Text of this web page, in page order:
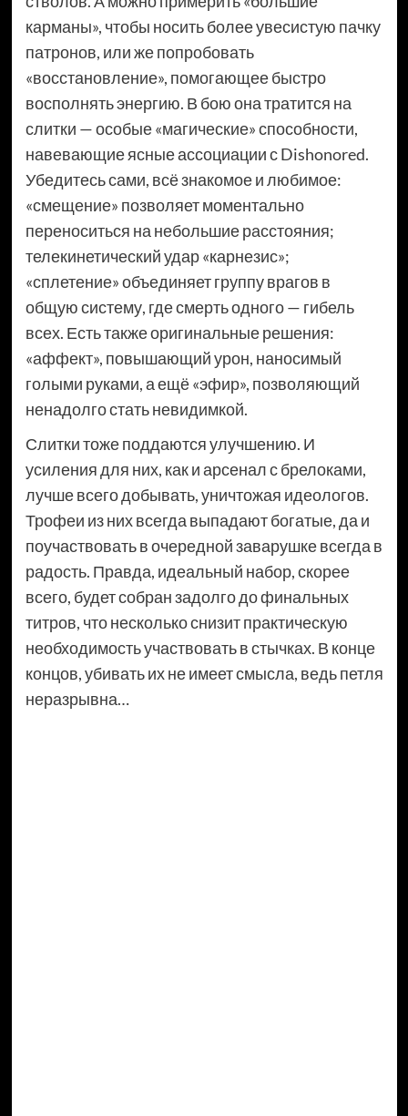
карманы», чтобы носить более увесистую пачку
патронов, или же попробовать
«восстановление», помогающее быстро
восполнять энергию. В бою она тратится на
слитки — особые «магические» способности,
навевающие ясные ассоциации с Dishonored.
Убедитесь сами, всё знакомое и любимое:
«смещение» позволяет моментально
переноситься на небольшие расстояния;
телекинетический удар «карнезис»;
«сплетение» объединяет группу врагов в
общую систему, где смерть одного — гибель
всех. Есть также оригинальные решения:
«аффект», повышающий урон, наносимый
голыми руками, а ещё «эфир», позволяющий
ненадолго стать невидимкой.
Слитки тоже поддаются улучшению. И
усиления для них, как и арсенал с брелоками,
лучше всего добывать, уничтожая идеологов.
Трофеи из них всегда выпадают богатые, да и
поучаствовать в очередной заварушке всегда в
радость. Правда, идеальный набор, скорее
всего, будет собран задолго до финальных
титров, что несколько снизит практическую
необходимость участвовать в стычках. В конце
концов, убивать их не имеет смысла, ведь петля
неразрывна…